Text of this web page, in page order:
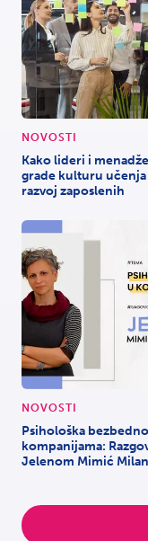
NOVOSTI
Kako lideri i
grade kulturu
razvoj zaposlenih
NOVOSTI
Psihološka
kompanijama:
Jelenom Mimić